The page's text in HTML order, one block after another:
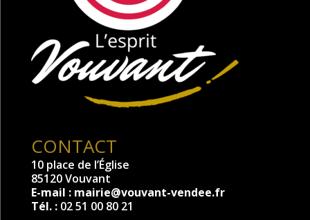
CONTACT
10 place de l’Église
85120 Vouvant
E-mail : mairie@vouvant-vendee.fr
Tél. : 02 51 00 80 21